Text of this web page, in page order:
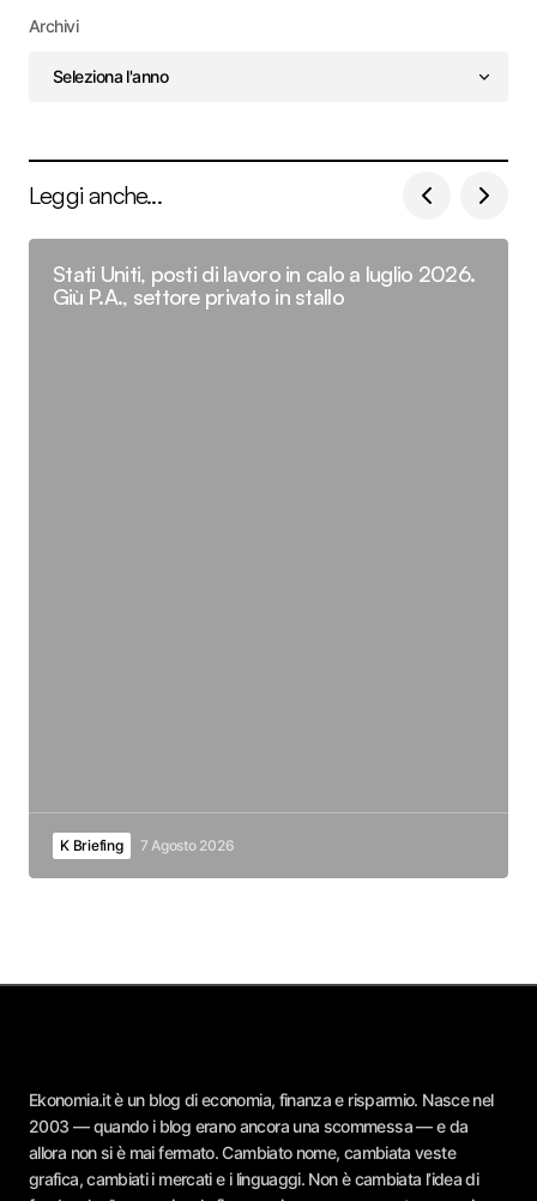
Archivi
Leggi anche...
Stati Uniti, posti di lavoro in calo a luglio 2026.
Giù P.A., settore privato in stallo
K Briefing 7 Agosto 2026
Ekonomia.it è un blog di economia, finanza e risparmio. Nasce nel
2003 — quando i blog erano ancora una scommessa — e da
allora non si è mai fermato. Cambiato nome, cambiata veste
grafica, cambiati i mercati e i linguaggi. Non è cambiata l’idea di